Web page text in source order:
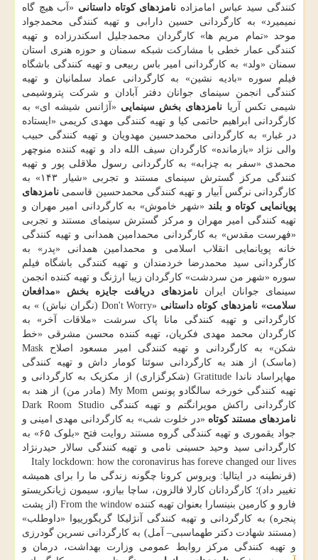
کنندگی سید عباس امامزاده نامزدهای کوتاه داستانی «آب هیچ گاه
نمیمیرد» به کارگردانی حسین دارابی و تهیه کنندگی محمدجواد
موحد «تمام مریم ها» کارگردان محمدجلیل اسکندرزاده و تهیه
کنندگی عمار خطی با مشارکت شبکه سمنان و حوزه هنری استان
سمنان «ولد» به کارگردانی امیر باس ربیعی و تهیه کنندگی باشگاه
فیلم سوره «بادیه نشین» به کارگردانی عماد سلمانیان و تهیه
کنندگی انجمن سینمای جوانان دفتر آبادان و شرکت پتروشیمی
شیمی تکس آریا نامزدهای بخش سینمایی «آژانس شیشه ای» به
کارگردانی ابراهیم حاتمی کیا و تهیه کنندگی مهدی کریمی «ایستاده
در غبار» به کارگردانی محمدحسین مهدویان و تهیه کنندگی حبیب
والی نژاد «بازمانده» کارگردان سیف الله داد و تهیه کننده منوچهر
محمدی «سفر به چزابه» به کارگردانی رسول ملاقلی پور و تهیه
کنندگی مرکز گسترش سینمای مستند و تجربی «شیار ۱۴۳» به
کارگردانی نرگس آبیار و تهیه کنندگی محمدحسین قاسمی نامزدهای
پویانمایی کوتاه و بلند«شهر خاموش» به کارگردانی امیر مهران و
تهیه کنندگی امیر مهران و مرکز گسترش سینمای مستند و تجربی
«فهرست مقدس» به کارگردانی محمدامین همدانی و تهیه کنندگی
خانه پویانمایی انقلاب اسلامی و محمدامین همدانی «پدر» به
کارگردانی سید محمدرضا خردمندان و تهیه کنندگی باشگاه فیلم
سوره «شهر من سردشت» کارگردان زیبا ارژنگ و تهیه کننده انجمن
سینمای جوانان ایراننامزدهای دریافت جایزه بخش «مدافعان
سلامت» نامزدهای کوتاه داستانی
«Don't Worry (نگران نباش) » به
کارگردانی و تهیه کنندگی مانا پاک سرشت «ملاقات آخر» به
کارگردان محمد مهدی فکریان، تهیه کننده محسن مشرقی «خط
شکن» به کارگردانی و تهیه کنندگی امیر مسعود اصلاح Mask
(ماسک) از هند به کارگردانی سوئتا کومار داش و تهیه کنندگی
مهاپراساد ناندا Gratitude (شکرگزاری) از مکزیک به کارگردانی و
تهیه کنندگی خورخه سالگادو پونس My Mom (مادر من) از هند به
کارگردانی راکش مویرانگتم و تهیه کنندگی Dark Room Studio
نامزدهای مستند کوتاه «در خلوت شب» به کارگردانی مهدی امینی و
جواد یقموری و تهیه کنندگی گروه مستند روایت فتح «بلوک ۶۵» به
کارگردانی سید وحید حسینی نامی و تهیه کنندگی سالار حیدرنژاد
Italy lockdown: how the coronavirus has foreve changed our lives
(قرنطینه در ایتالیا: ویروس کرونا چگونه زندگی ما را برای همیشه
تغییر داد)؛ کارگردانان کارلا فالزون، ساچا بیازو، سیمون ژیانکریستو
فارو و کارمین بنینسارا بعنوان تهیه کننده From the window (از پشت
پنجره) به کارگردانی و تهیه کنندگی آنژلیکا گریگورییوا «داوطلب»
(مستند شهادت دکتر طهماسبی– آمل) به کارگردانی نسرین گودرزی
و تهیه کنندگی مرکز روابط عمومی وزارت بهداشت، درمان و